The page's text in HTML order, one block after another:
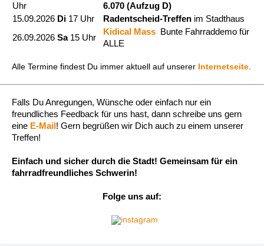
Uhr
6.070 (Aufzug D)
15.09.2026 Di 17 Uhr Radentscheid-Treffen im Stadthaus
26.09.2026 Sa15 Uhr
Kidical Mass Bunte Fahrraddemo für
ALLE
Alle Termine findest Du immer aktuell auf unserer Internetseite
Falls Du Anregungen, Wünsche oder einfach nur ein
freundliches Feedback für uns hast, dann schreibe uns gern
eine E-Mail! Gern begrüßen wir Dich auch zu einem unserer
Treffen!
Einfach und sicher durch die Stadt! Gemeinsam für ein
fahrradfreundliches Schwerin!
Folge uns auf: